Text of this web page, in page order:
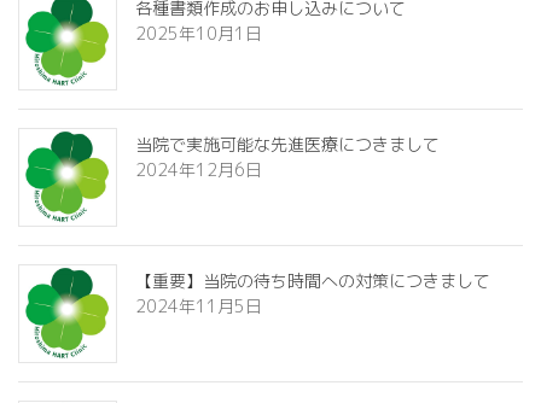
各種書類作成のお申し込みについて
2025年10月1日
当院で実施可能な先進医療につきまして
2024年12月6日
【重要】当院の待ち時間への対策につきまして
2024年11月5日